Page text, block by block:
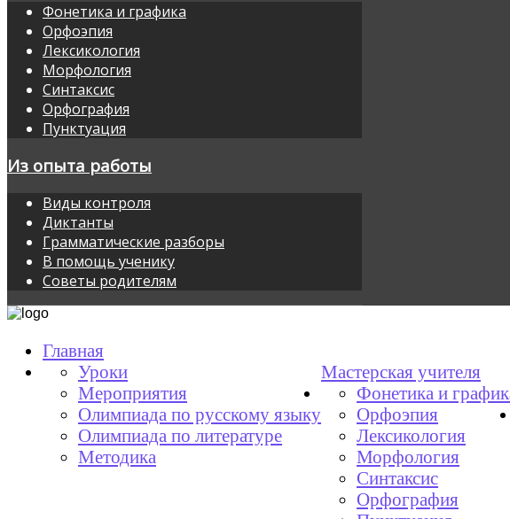
Фонетика и графика
Орфоэпия
Лексикология
Морфология
Синтаксис
Орфография
Пунктуация
Из опыта работы
Виды контроля
Диктанты
Грамматические разборы
В помощь ученику
Советы родителям
Главная
Мастерская учителя
Уроки
Мероприятия
Олимпиада по русскому языку
Олимпиада по литературе
Методика
Фонетика и
Орфоэпия
Лексикология
Морфология
Синтаксис
Орфография